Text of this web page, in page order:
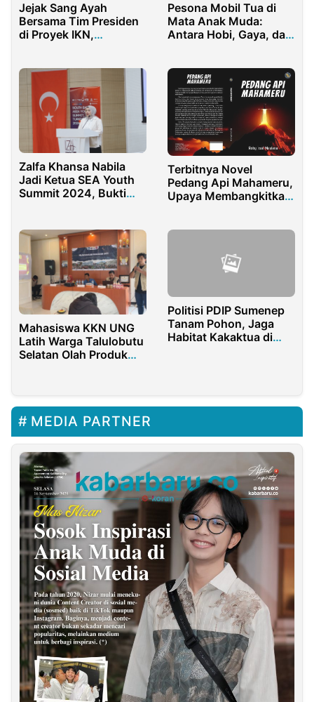
Jejak Sang Ayah
Bersama Tim Presiden
di Proyek IKN,
Pemerintahan
Pesona Mobil Tua di
Mata Anak Muda:
Antara Hobi, Gaya, dan
Zalfa Khansa Nabila
Jadi Ketua SEA Youth
Summit 2024, Bukti
Terbitnya Novel
Pedang Api Mahameru,
Upaya Membangkitkan
Mahasiswa KKN UNG
Latih Warga Talulobutu
Selatan Olah Produk
Politisi PDIP Sumenep
Tanam Pohon, Jaga
Habitat Kakaktua di
MEDIA PARTNER